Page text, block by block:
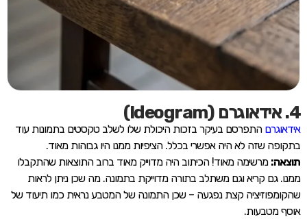
4. אידאוגרם (Ideogram)
אידאוגרם התפרסם בעיקר בזכות היכולת שלו לשלב טקסטים בתמונות עוד
בתקופה שזה לא היה אפשרי בכלל. הציפיות ממנו היו גבוהות מאוד.
תוצאה: מרשימה מאוד! הכיתוב היה מדוייק מאוד ברוב התוצאות שהתקבלו
ממנו. גם קריא וגם משתלב בתורה מדוייקת בתמונה. מה שכן ניתן לראות
שהקומפוזיציה קצת נפגעה – שכן התמונה של המטבע נראית כמו תיעוד של
אוסף מטבעות.